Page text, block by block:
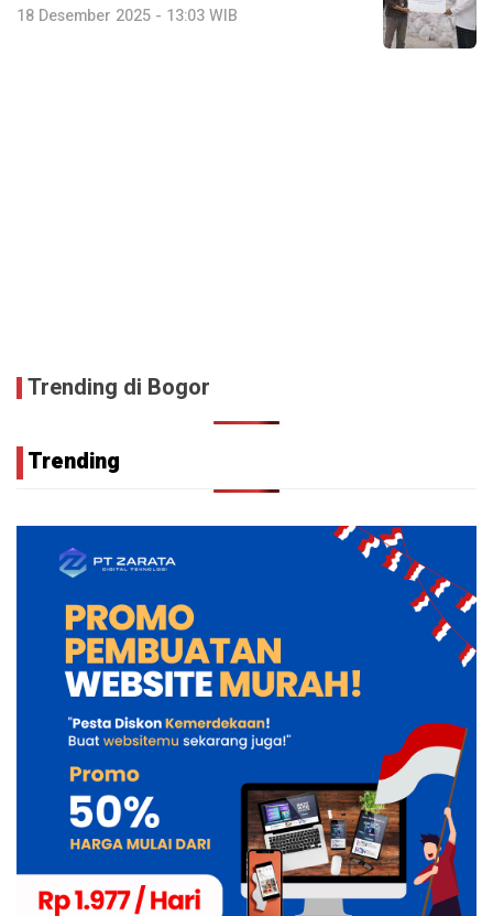
18 Desember 2025 - 13:03 WIB
Trending di Bogor
Trending